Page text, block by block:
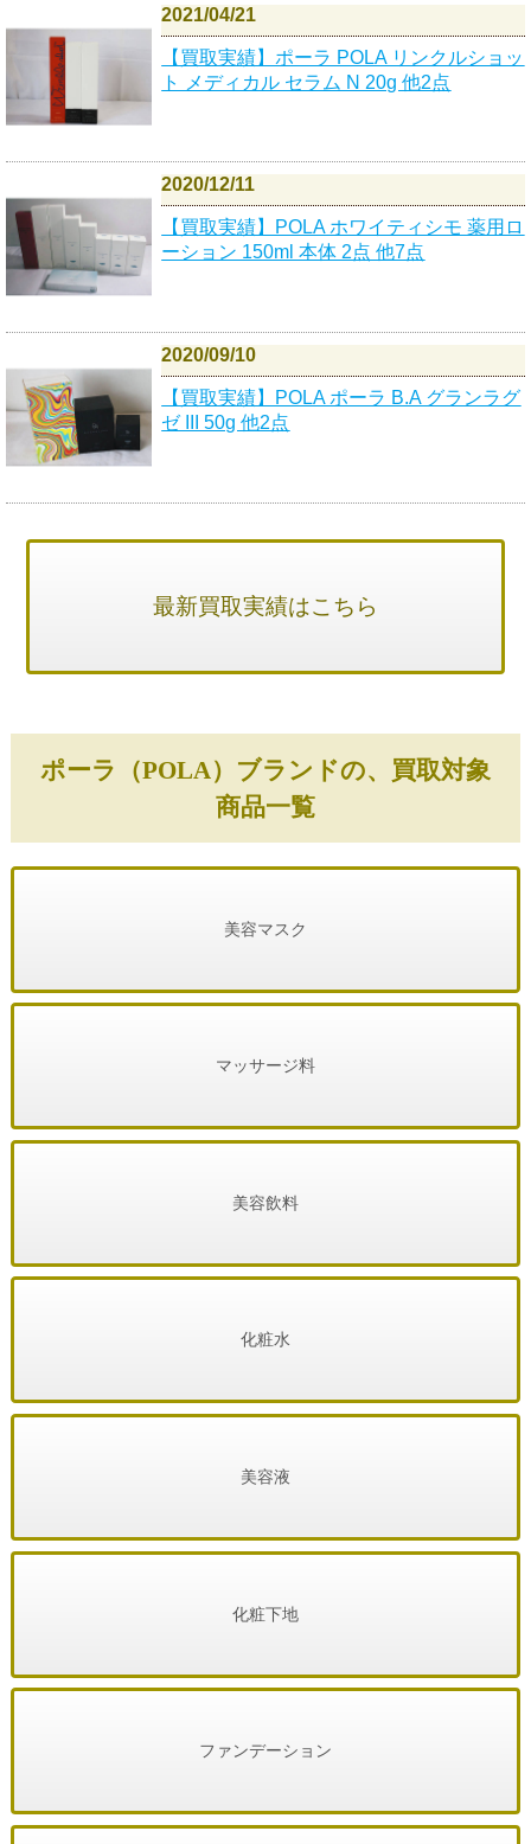
2021/04/21
【買取実績】ポーラ POLA リンクルショッ
ト メディカル セラム N 20g 他2点
2020/12/11
【買取実績】POLA ホワイティシモ 薬用ロ
ーション 150ml 本体 2点 他7点
2020/09/10
【買取実績】POLA ポーラ B.A グランラグ
ゼ III 50g 他2点
最新買取実績はこちら
ポーラ（POLA）ブランドの、買取対象
商品一覧
美容マスク
マッサージ料
美容飲料
化粧水
美容液
化粧下地
ファンデーション